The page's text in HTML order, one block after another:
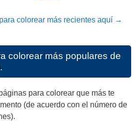
colorear más recientes aquí →
colorear más populares de
para colorear que más te
(de acuerdo con el número de